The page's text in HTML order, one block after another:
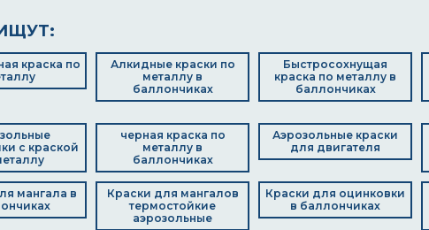
краска по
Алкидные краски по
металлу в
баллончиках
Быстросохнущая
краска по металлу в
баллончиках
с краской
черная краска по
металлу в
баллончиках
Аэрозольные краски
для двигателя
мангала в
Краски для мангалов
термостойкие
аэрозольные
Краски для оцинковки
в баллончиках